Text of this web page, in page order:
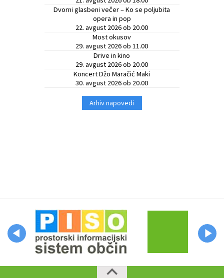
Dvorni glasbeni večer – Ko se poljubita
opera in pop
22. avgust 2026 ob 20.00
Most okusov
29. avgust 2026 ob 11.00
Drive in kino
29. avgust 2026 ob 20.00
Koncert Džo Maračić Maki
30. avgust 2026 ob 20.00
Arhiv napovedi